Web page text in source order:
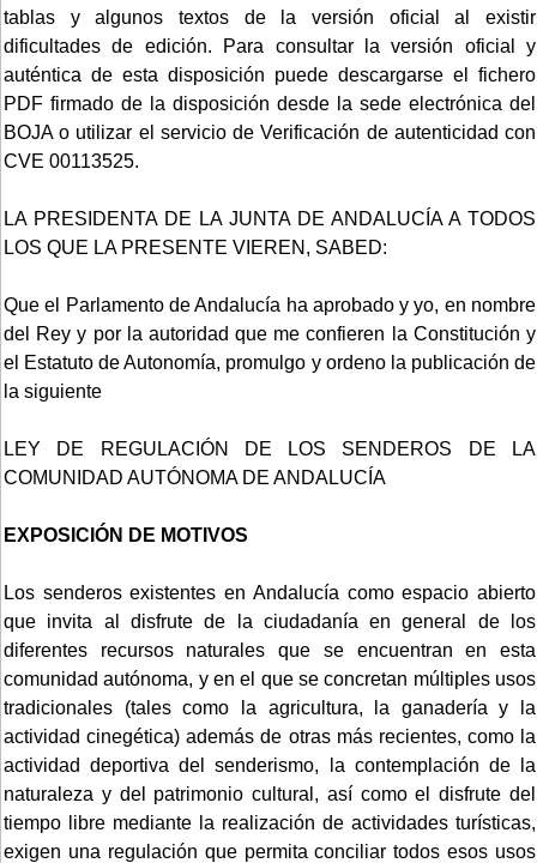
tablas y algunos textos de la versión oficial al existir
dificultades de edición. Para consultar la versión oficial y
auténtica de esta disposición puede descargarse el fichero
PDF firmado de la disposición desde la sede electrónica del
BOJA o utilizar el servicio de Verificación de autenticidad con
CVE 00113525.
LA PRESIDENTA DE LA JUNTA DE ANDALUCÍA A TODOS
LOS QUE LA PRESENTE VIEREN, SABED:
Que el Parlamento de Andalucía ha aprobado y yo, en nombre
del Rey y por la autoridad que me confieren la Constitución y
el Estatuto de Autonomía, promulgo y ordeno la publicación de
la siguiente
LEY DE REGULACIÓN DE LOS SENDEROS DE LA
COMUNIDAD AUTÓNOMA DE ANDALUCÍA
EXPOSICIÓN DE MOTIVOS
Los senderos existentes en Andalucía como espacio abierto
que invita al disfrute de la ciudadanía en general de los
diferentes recursos naturales que se encuentran en esta
comunidad autónoma, y en el que se concretan múltiples usos
tradicionales (tales como la agricultura, la ganadería y la
actividad cinegética) además de otras más recientes, como la
actividad deportiva del senderismo, la contemplación de la
naturaleza y del patrimonio cultural, así como el disfrute del
tiempo libre mediante la realización de actividades turísticas,
exigen una regulación que permita conciliar todos esos usos